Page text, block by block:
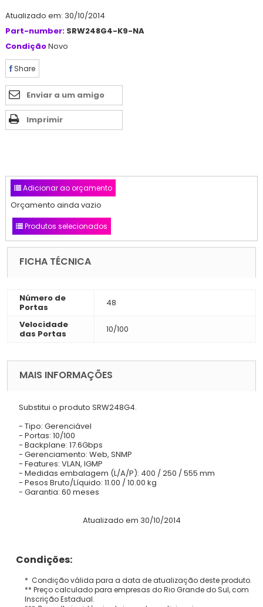
Atualizado em: 30/10/2014
Part-number: SRW248G4-K9-NA
CondiçãoNovo
Share
Enviar a um amigo
Imprimir
Adicionar ao orçamento
Orçamento ainda vazio
Produtos selecionados
FICHA TÉCNICA
Número de
Portas
48
Velocidade
das Portas
10/100
MAIS INFORMAÇÕES
Substitui o produto SRW248G4.
- Tipo: Gerenciável
- Portas: 10/100
- Backplane: 17.6Gbps
- Gerenciamento: Web, SNMP
- Features: VLAN, IGMP
- Medidas embalagem (L/A/P): 400 / 250 / 555 mm
- Pesos Bruto/Líquido: 11.00 / 10.00 kg
- Garantia: 60 meses
Atualizado em 30/10/2014
Condições:
* Condição válida para a data de atualização deste produto.
** Preço calculado para empresas do Rio Grande do Sul, com
Inscrição Estadual.